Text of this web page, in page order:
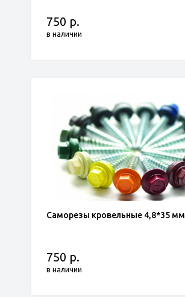
750 р.
в наличии
Саморезы кровельные 4,8*35 мм
750 р.
в наличии